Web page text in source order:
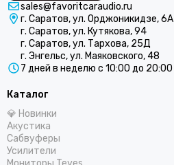
Intego
JBL
JL Audio
JVC
КЗАТЭ
Kenwood
Kicx
Kingz Audio
Light Audio
Madbit
sales@favoritcaraudio.ru
г. Саратов, ул. Орджоникидзе, 6А
г. Саратов, ул. Кутякова, 94
г. Саратов, ул. Тархова, 25Д
г. Энгельс, ул. Маяковского, 48
7 дней в неделю с 10:00 до 20:00
Каталог
💎 Новинки
Акустика
Сабвуферы
Усилители